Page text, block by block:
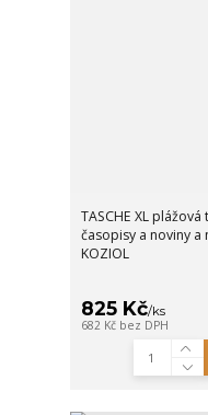
TASCHE XL
časopisy a noviny a
KOZIOL
825 Kč/ks
682 Kč bez DPH